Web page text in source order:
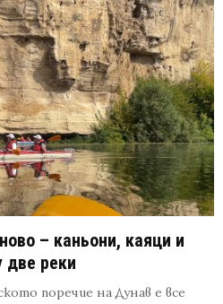
– каньони, каяци и
реки
поречие на Дунав е все